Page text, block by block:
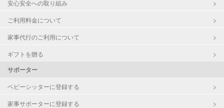
安心安全への取り組み
ご利用料金について
家事代行のご利用について
ギフトを贈る
サポーター
ベビーシッターに登録する
家事サポーターに登録する